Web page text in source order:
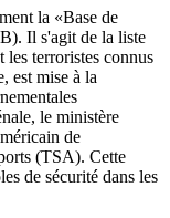
la «Base de
Il s'agit de la liste
les terroristes connus
est mise à la
le ministère
de
(TSA). Cette
de sécurité dans les